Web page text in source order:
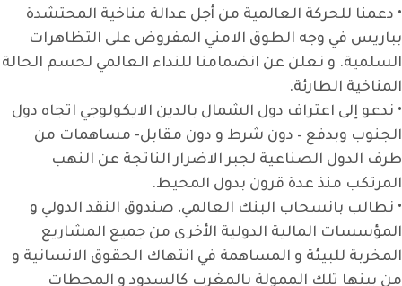
• دعمنا للحركة العالمية من أجل عدالة مناخية المحتشدة
بباريس في وجه الطوق الامني المفروض على التظاهرات
السلمية. و نعلن عن انضمامنا للنداء العالمي لحسم الحالة
المناخية الطارئة.
• ندعو إلى اعتراف دول الشمال بالدين الايكولوجي اتجاه دول
الجنوب وبدفع – دون شرط و دون مقابل- مساهمات من
طرف الدول الصناعية لجبر الاضرار الناتجة عن النهب
المرتكب منذ عدة قرون بدول المحيط.
• نطالب بانسحاب البنك العالمي، صندوق النقد الدولي و
المؤسسات المالية الدولية الأخرى من جميع المشاريع
المخربة للبيئة و المساهمة في انتهاك الحقوق الانسانية و
من بينها تلك الممولة بالمغرب كالسدود و المحطات